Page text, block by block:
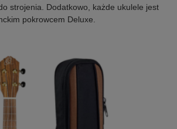
strojenia. Dodatkowo, każde ukulele jest
pokrowcem Deluxe.